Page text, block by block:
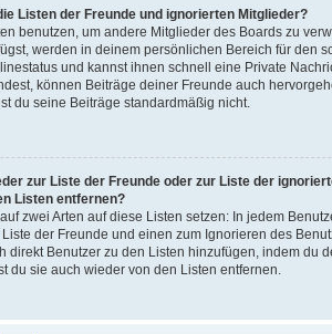
Listen der Freunde und ignorierten Mitglieder?
benutzen, um andere Mitglieder des Boards zu
werden in deinem persönlichen Bereich für den
und kannst ihnen schnell eine Private
können Beiträge deiner Freunde auch
du seine Beiträge standardmäßig nicht.
zur Liste der Freunde oder zur Liste der
Listen entfernen?
zwei Arten auf diese Listen setzen: In jedem
der Freunde und einen zum Ignorieren des
direkt Benutzer zu den Listen hinzufügen, indem du
du sie auch wieder von den Listen entfernen.